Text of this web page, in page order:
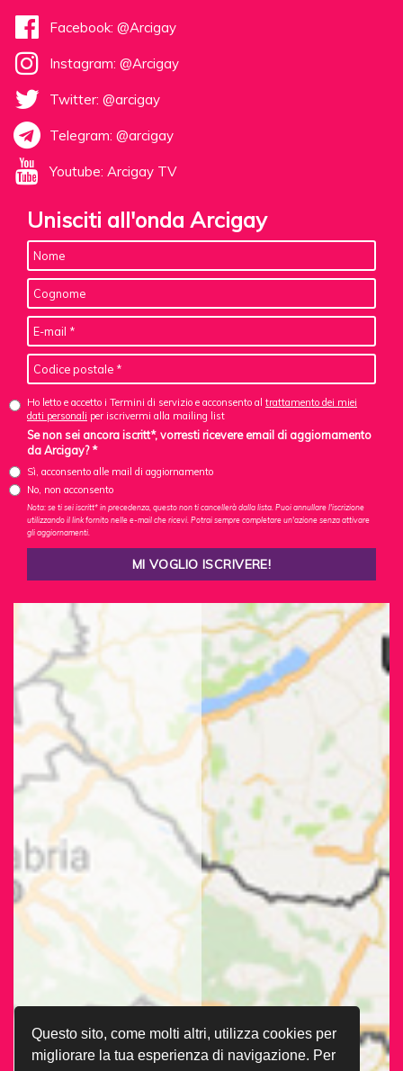
Questo sito, come molti altri, utilizza cookies per
migliorare la tua esperienza di navigazione. Per
Facebook: @Arcigay
Instagram: @Arcigay
Twitter: @arcigay
Telegram: @arcigay
Youtube: Arcigay TV
Unisciti all'onda Arcigay
Ho letto e accetto i Termini di servizio e acconsento al trattamento dei miei
dati personali per iscrivermi alla mailing list
Se non sei ancora iscritt*, vorresti ricevere email di aggiornamento
da Arcigay? *
Sì, acconsento alle mail di aggiornamento
No, non acconsento
Nota: se ti sei iscritt* in precedenza, questo non ti cancellerà dalla lista. Puoi annullare l'iscrizione
utilizzando il link fornito nelle e-mail che ricevi. Potrai sempre completare un'azione senza attivare
gli aggiornamenti.